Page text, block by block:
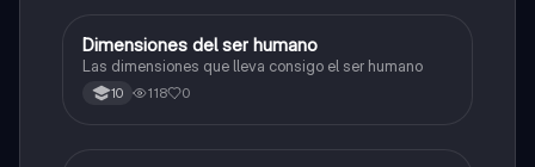
Biologia
Dimensiones del ser humano
Las dimensiones que lleva consigo el ser humano
10 118 0